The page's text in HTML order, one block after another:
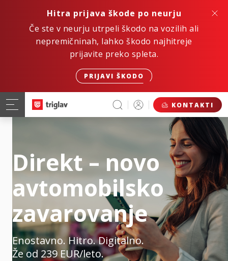
Hitra prijava škode po neurju
Če ste v neurju utrpeli škodo na vozilih ali
nepremičninah, lahko škodo najhitreje
prijavite preko spleta.
PRIJAVI ŠKODO
KONTAKTI
Direkt – novo
avtomobilsko
zavarovanje
Enostavno. Hitro. Digitalno.
Že od 239 EUR/leto.